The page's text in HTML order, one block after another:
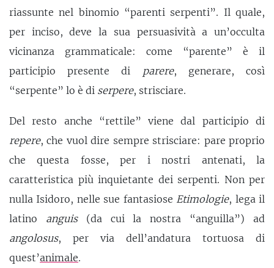
riassunte nel binomio “parenti serpenti”. Il quale,
per inciso, deve la sua persuasività a un’occulta
vicinanza grammaticale: come “parente” è il
participio presente di parere, generare, così
“serpente” lo è di serpere, strisciare.
Del resto anche “rettile” viene dal participio di
repere, che vuol dire sempre strisciare: pare proprio
che questa fosse, per i nostri antenati, la
caratteristica più inquietante dei serpenti. Non per
nulla Isidoro, nelle sue fantasiose Etimologie, lega il
latino anguis(da cui la nostra “anguilla”) ad
angolosus, per via dell’andatura tortuosa di
quest’animale.